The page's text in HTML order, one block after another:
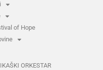
of Hope
ORKESTAR